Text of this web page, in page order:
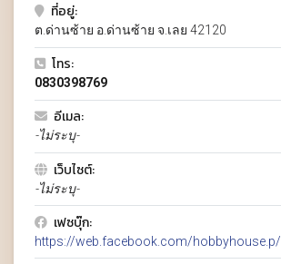
ที่อยู่:
ต.ด่านซ้าย อ.ด่านซ้าย จ.เลย 42120
โทร:
0830398769
อีเมล:
-ไม่ระบุ-
เว็บไซต์:
-ไม่ระบุ-
เฟซบุ๊ก:
https://web.facebook.com/hobbyhouse.p/..